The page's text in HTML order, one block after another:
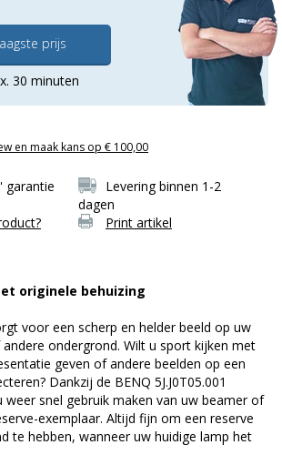
prijs
30 minuten
en maak kans op € 100,00
garantie
Levering binnen 1-2
dagen
Print artikel
originele behuizing
voor een scherp en helder beeld op uw
ondergrond. Wilt u sport kijken met
geven of andere beelden op een
Dankzij de BENQ 5J.J0T05.001
weer snel gebruik maken van uw beamer of
exemplaar. Altijd fijn om een reserve
te hebben, wanneer uw huidige lamp het